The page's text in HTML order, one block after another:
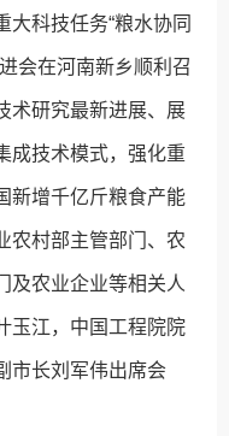
大科技任务“粮水协同
会在河南新乡顺利召
术研究最新进展、展
成技术模式，强化重
新增千亿斤粮食产能
农村部主管部门、农
及农业企业等相关人
玉江，中国工程院院
市长刘军伟出席会